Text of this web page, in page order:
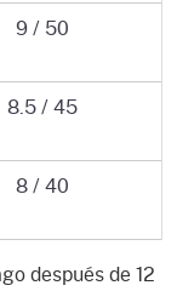
9 / 50
8.5 / 45
8 / 40
después de 12